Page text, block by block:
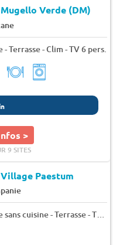
Verde (DM)
- Terrasse - Clim - TV 6 pers.
>
9 SITES
Paestum
Mobil home sans cuisine - Terrasse - TV 2 pers.